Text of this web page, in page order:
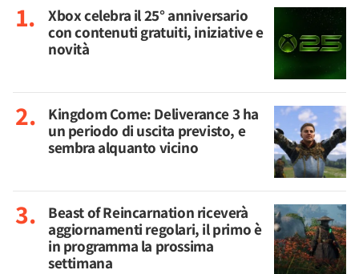
Xbox celebra il 25° anniversario
con contenuti gratuiti, iniziative e
novità
Kingdom Come: Deliverance 3 ha
un periodo di uscita previsto, e
sembra alquanto vicino
Beast of Reincarnation riceverà
aggiornamenti regolari, il primo è
in programma la prossima
settimana